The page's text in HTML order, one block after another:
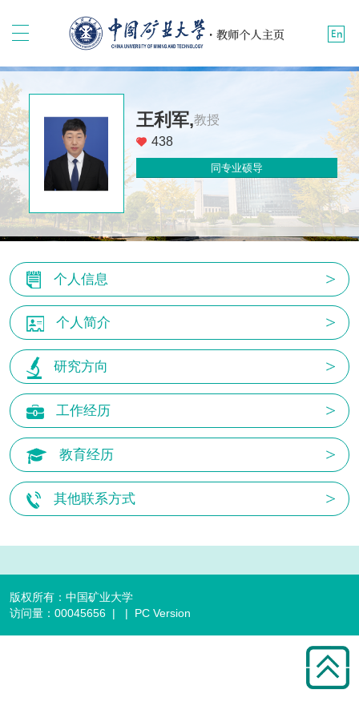
王利军,教授
438
同专业硕导
个人信息
个人简介
研究方向
工作经历
教育经历
其他联系方式
版权所有：中国矿业大学
访问量： 00045656| | PC Version